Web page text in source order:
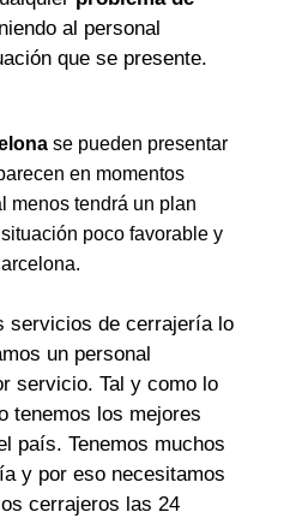
al personal
que se presente.
se pueden presentar
en momentos
menos tendrá un plan
poco favorable y
servicios de cerrajería lo
un personal
servicio. Tal y como lo
tenemos los mejores
país. Tenemos muchos
y por eso necesitamos
cerrajeros las 24